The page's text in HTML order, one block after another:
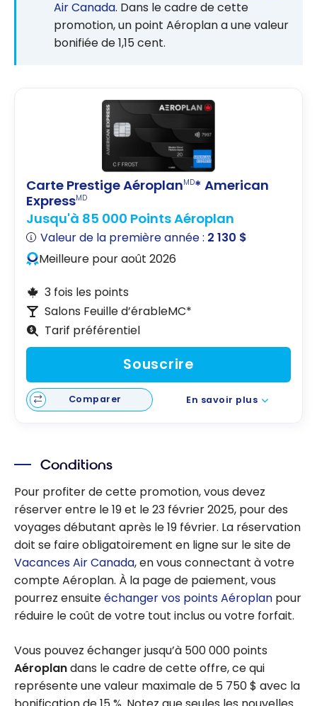
Air Canada. Dans le cadre de cette
promotion, un point Aéroplan a une valeur
bonifiée de 1,15 cent.
Carte Prestige AéroplanMD* American
ExpressMD
Jusqu'à 85 000 Points Aéroplan
Valeur de la première année : 2 130 $
Meilleure pour août 2026
3 fois les points
Salons Feuille d’érableMC*
Tarif préférentiel
Souscrire
Comparer En savoir plus
Conditions
Pour profiter de cette promotion, vous devez
réserver entre le 19 et le 23 février 2025, pour des
voyages débutant après le 19 février. La réservation
doit se faire obligatoirement en ligne sur le site de
Vacances Air Canada, en vous connectant à votre
compte Aéroplan. À la page de paiement, vous
pourrez ensuiteéchanger vos points Aéroplan pour
réduire le coût de votre tout inclus ou votre forfait.
Vous pouvez échanger jusqu’à 500 000 points
Aéroplandans le cadre de cette offre, ce qui
représente une valeur maximale de 5 750 $ avec la